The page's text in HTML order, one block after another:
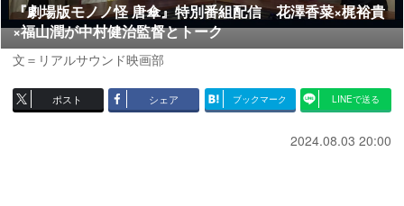
『劇場版モノノ怪 唐傘』特別番組配信 花澤香菜×梶裕貴
×福山潤が中村健治監督とトーク
文＝リアルサウンド映画部
ポスト シェア ブックマーク LINEで送る
2024.08.03 20:00